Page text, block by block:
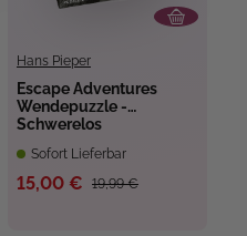
Hans Pieper
Escape Adventures
Wendepuzzle -
Schwerelos
Sofort Lieferbar
19,99 €
15,00 €